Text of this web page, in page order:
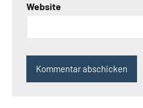
Website